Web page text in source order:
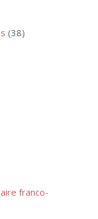
(38)
franco-